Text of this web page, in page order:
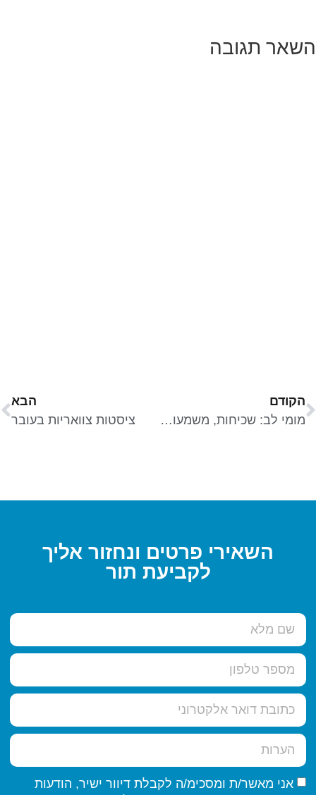
השאר תגובה
הקודם
מומי לב: שכיחות, משמעות וגורמי סיכון
הבא
ציסטות צוואריות בעובר
השאירי פרטים ונחזור אליך
לקביעת תור
אני מאשר/ת ומסכימ/ה לקבלת דיוור ישיר, הודעות